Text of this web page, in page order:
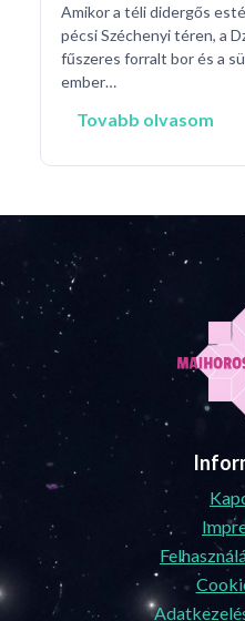
Amikor a téli didergős
pécsi Széchenyi téren, a
fűszeres forralt bor és a
ember…
Tovabb olvasom